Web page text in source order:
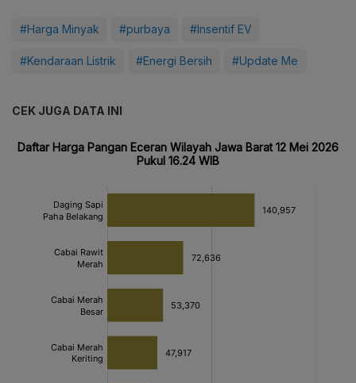
#Harga Minyak #purbaya #Insentif EV
#Kendaraan Listrik #Energi Bersih #Update Me
CEK JUGA DATA INI